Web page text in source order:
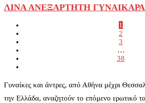
ΛΙΝΑ ΑΝΕΞΑΡΤΗΤΗ ΓΥΝΑΙΚΑΡΑ
1
2
3
…
38
Γυναίκες και άντρες, από Αθήνα μέχρι
την Ελλάδα, αναζητούν το επόμενο ερωτικό